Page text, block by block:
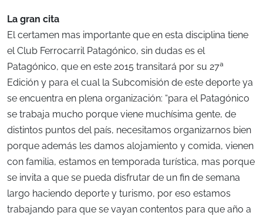
La gran cita
El certamen mas importante que en esta disciplina tiene
el Club Ferrocarril Patagónico, sin dudas es el
Patagónico, que en este 2015 transitará por su 27ª
Edición y para el cual la Subcomisión de este deporte ya
se encuentra en plena organización: “para el Patagónico
se trabaja mucho porque viene muchísima gente, de
distintos puntos del país, necesitamos organizarnos bien
porque además les damos alojamiento y comida, vienen
con familia, estamos en temporada turística, mas porque
se invita a que se pueda disfrutar de un fin de semana
largo haciendo deporte y turismo, por eso estamos
trabajando para que se vayan contentos para que año a